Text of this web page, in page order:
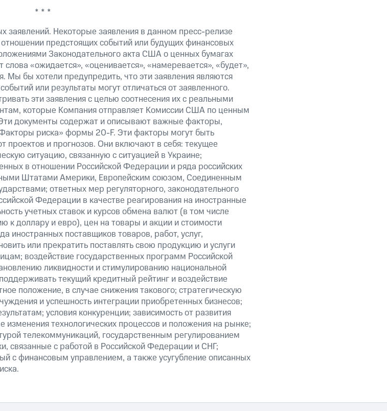
* * *
заявлений. Некоторые заявления в данном пресс-релизе
предстоящих событий или будущих финансовых
Законодательного акта США о ценных бумагах
«ожидается», «оценивается», «намеревается», «будет»,
бы хотели предупредить, что эти заявления являются
или результаты могут отличаться от заявленного.
эти заявления с целью соотнесения их с реальными
которые Компания отправляет Комиссии США по ценным
документы содержат и описывают важные факторы,
риска» формы 20-F. Эти факторы могут быть
проектов и прогнозов. Они включают в себя: текущее
ситуацию, связанную с ситуацией в Украине;
в отношении Российской Федерации и ряда российских
Штатами Америки, Европейским союзом, Соединенным
ответных мер регуляторного, законодательного
Федерации в качестве реагирования на иностранные
учетных ставок и курсов обмена валют (в том числе
к доллару и евро), цен на товары и акции и стоимости
иностранных поставщиков товаров, работ, услуг,
или прекратить поставлять свою продукцию и услуги
воздействие государственных программ Российской
ликвидности и стимулированию национальной
текущий кредитный рейтинг и воздействие
положение, в случае снижения такового; стратегическую
и успешность интеграции приобретенных бизнесов;
условия конкуренции; зависимость от развития
изменения технологических процессов и положения на рынке;
телекоммуникаций, государственным регулированием
связанные с работой в Российской Федерации и СНГ;
с финансовым управлением, а также усугубление описанных